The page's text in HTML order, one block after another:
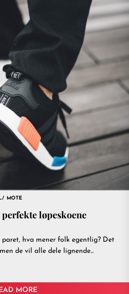
MOTE
løpeskoene
hva mener folk egentlig? Det
de vil alle dele lignende...
MORE